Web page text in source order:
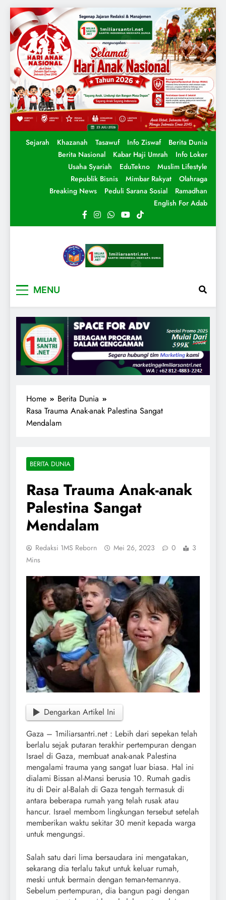
Sejarah Khazanah Tasawuf Info Ziswaf
Berita Dunia
Berita Nasional
Kabar Haji Umrah
Info Loker
Usaha Syariah
EduTekno
Muslim Lifestyle
Republik Bisnis
Mimbar Rakyat
Olahraga
Breaking News
Peduli Sarana Sosial
Ramadhan
English For Adab
MENU
Home
Berita Dunia
Rasa Trauma Anak-anak Palestina Sangat
Mendalam
BERITA DUNIA
Rasa Trauma Anak-anak
Palestina Sangat
Mendalam
Redaksi 1MS Reborn Mei 26, 2023 0
3
Mins
Dengarkan Artikel Ini
Gaza – 1miliarsantri.net : Lebih dari sepekan telah
berlalu sejak putaran terakhir pertempuran dengan
Israel di Gaza, membuat anak-anak Palestina
mengalami trauma yang sangat luar biasa. Hal ini
dialami Bissan al-Mansi berusia 10. Rumah gadis
itu di Deir al-Balah di Gaza tengah termasuk di
antara beberapa rumah yang telah rusak atau
hancur. Israel membom lingkungan tersebut setelah
memberikan waktu sekitar 30 menit kepada warga
untuk mengungsi.
Salah satu dari lima bersaudara ini mengatakan,
sekarang dia terlalu takut untuk keluar rumah,
meski untuk bermain dengan teman-temannya.
Sebelum pertempuran, dia bangun pagi dengan